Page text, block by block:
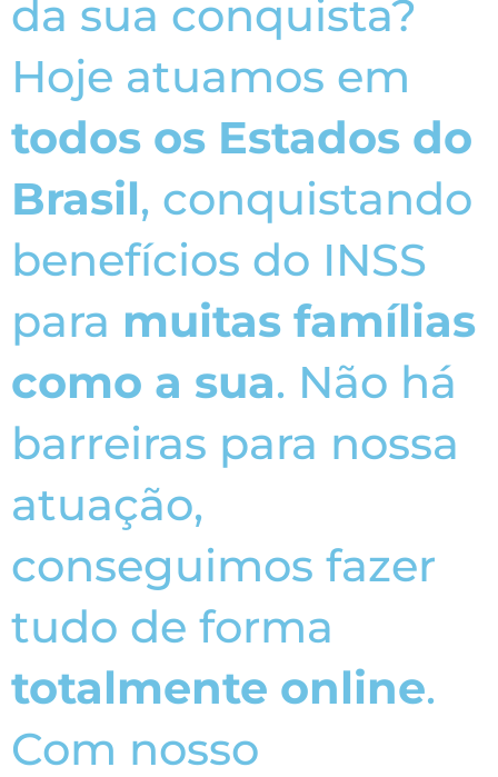
da sua conquista?
Hoje atuamos em
todos os Estados do
Brasil, conquistando
benefícios do INSS
para muitas famílias
como a sua. Não há
barreiras para nossa
atuação,
conseguimos fazer
tudo de forma
totalmente online.
Com nosso